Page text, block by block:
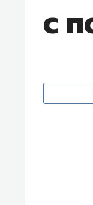
с